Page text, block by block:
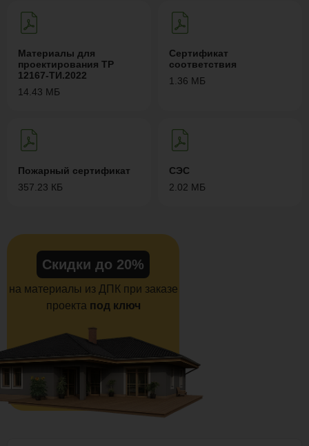
Материалы для
проектирования ТР
12167-ТИ.2022
14.43 МБ
Сертификат
соответствия
1.36 МБ
Пожарный сертификат
357.23 КБ
СЭС
2.02 МБ
Скидки до 20%
на материалы из ДПК при заказе
проекта под ключ